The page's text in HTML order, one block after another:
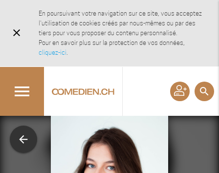
close
En poursuivant votre navigation sur ce site, vous acceptez
l'utilisation de cookies créés par nous-mêmes ou par des
tiers pour vous proposer du contenu personnalisé.
Pour en savoir plus sur la protection de vos données,
cliquez-ici.
menu search
arrow_back